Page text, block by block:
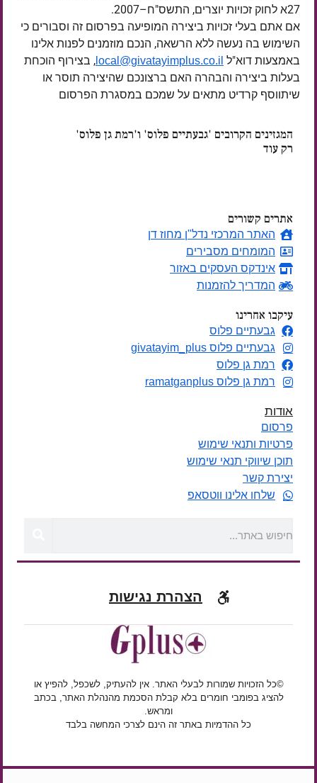
27א לחוק זכויות יוצרים, התשס"ח–2007.
אם אתם בעלי זכויות ביצירה המופיעה בפרסום זה וסבורים כי
השימוש בה נעשה ללא הרשאה, הנכם מוזמנים לפנות אלינו
באמצעות דוא"ל local@givatayimplus.co.il , בצירוף הוכחת
בעלות ביצירה והבהרה האם ברצונכם שהיצירה תוסר או
שיתווסף קרדיט מתאים על שמכם במסגרת הפרסום
המגזינים הקרובים 'גבעתיים פלוס' ו'רמת גן פלוס'
רק עוד
אתרים קשורים
האתר המרכזי נדל"ן מחוז דן
המומחים מסבירים
אינדקס העסקים באזור
המדריך להזמנות
עיקבו אחרינו
גבעתיים פלוס
גבעתיים פלוס givatayim_plus
רמת גן פלוס
רמת גן פלוס ramatganplus
אודות
פרסום
פרטיות ותנאי שימוש
תוכן שיווקי תנאי שימוש
יצירת קשר
שלחו אלינו ווטסאפ
הצהרת נגישות
©כל הזכויות שמורות לבעלי האתר. אין להעתיק, לשכפל, להפיץ או
להציג בפומבי חומרים בלא קבלת הסכמת מהנהלת האתר, בכתב
ומראש.
כל ההדמיות באתר זה הינם לצרכי המחשה בלבד